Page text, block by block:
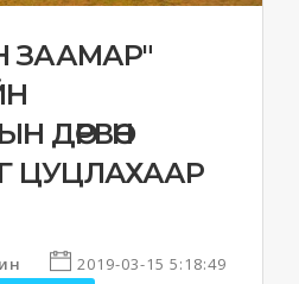
ЗААМАР"
ДӨРВӨН
ЦУЦЛАХААР
2019-03-15 5:18:49